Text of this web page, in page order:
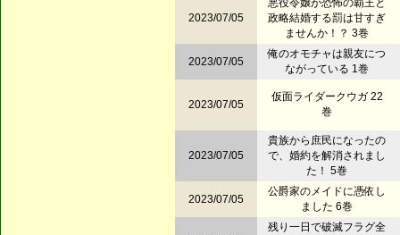
2023/07/05
悪役令嬢が恐怖の覇王と
政略結婚する罰は甘すぎ
ませんか！？ 3巻
2023/07/05
俺のオモチャは親友につ
ながっている 1巻
2023/07/05
仮面ライダークウガ 22
巻
2023/07/05
貴族から庶民になったの
で、婚約を解消されまし
た！ 5巻
2023/07/05
公爵家のメイドに憑依し
ました 6巻
残り一日で破滅フラグ全